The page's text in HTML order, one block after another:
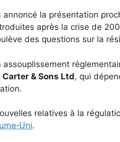
annoncé la présentation
après la crise de
des questions sur la
assouplissement
Carter & Sons Ltd, qui
relatives à la
.